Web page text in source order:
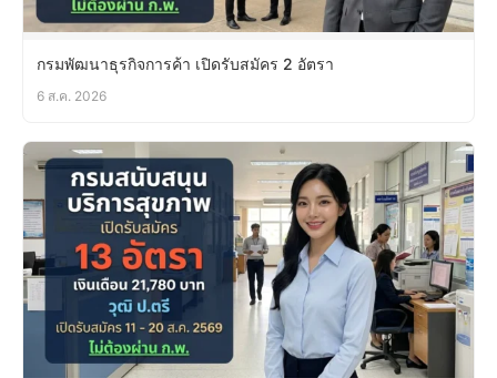
กรมพัฒนาธุรกิจการค้า เปิดรับสมัคร 2 อัตรา
6 ส.ค. 2026